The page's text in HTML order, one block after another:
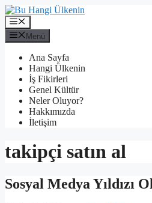
İçeriğe
atla
Menü
Menü
Ana Sayfa
Hangi Ülkenin
İş Fikirleri
Genel Kültür
Neler Oluyor?
Hakkımızda
İletişim
takipçi satın al
Sosyal Medya Yıldızı